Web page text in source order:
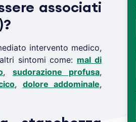
associati
intervento medico,
sintomi come: mal di
, sudorazione profusa,
, dolore addominale,